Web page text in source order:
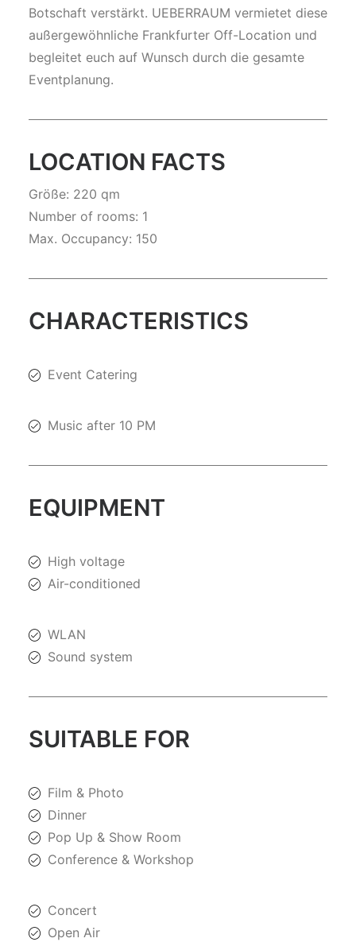
Botschaft verstärkt. UEBERRAUM vermietet diese
außergewöhnliche Frankfurter Off-Location und
begleitet euch auf Wunsch durch die gesamte
Eventplanung.
LOCATION FACTS
Größe: 220 qm
Number of rooms: 1
Max. Occupancy: 150
CHARACTERISTICS
Event Catering
Music after 10 PM
EQUIPMENT
High voltage
Air-conditioned
WLAN
Sound system
SUITABLE FOR
Film & Photo
Dinner
Pop Up & Show Room
Conference & Workshop
Concert
Open Air